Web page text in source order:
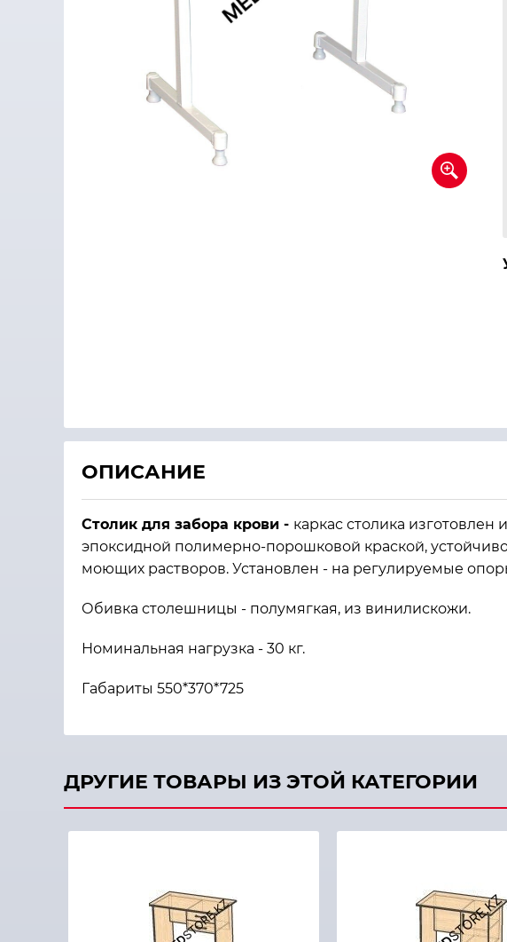
ОПИСАНИЕ
Столик для забора крови - каркас столика изготовлен
эпоксидной полимерно-порошковой краской,
моющих растворов. Установлен - на регулируемые
Обивка столешницы - полумягкая, из винилискожи.
Номинальная нагрузка - 30 кг.
Габариты 550*370*725
ДРУГИЕ ТОВАРЫ ИЗ ЭТОЙ КАТЕГОРИИ